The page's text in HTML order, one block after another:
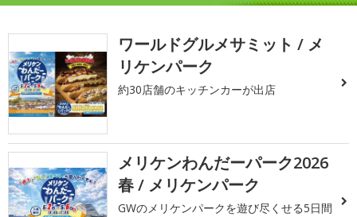
ワールドグルメサミット / メ
リケンパーク
約30店舗のキッチンカーが出店
メリケンわんだーパーク2026
春 / メリケンパーク
GWのメリケンパークを遊び尽くせる5日間